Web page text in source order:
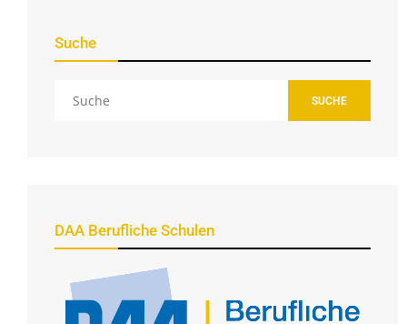
Suche
SUCHE
DAA Berufliche Schulen